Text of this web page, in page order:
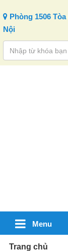
Phòng 1506
Nội
Menu
Trang chủ